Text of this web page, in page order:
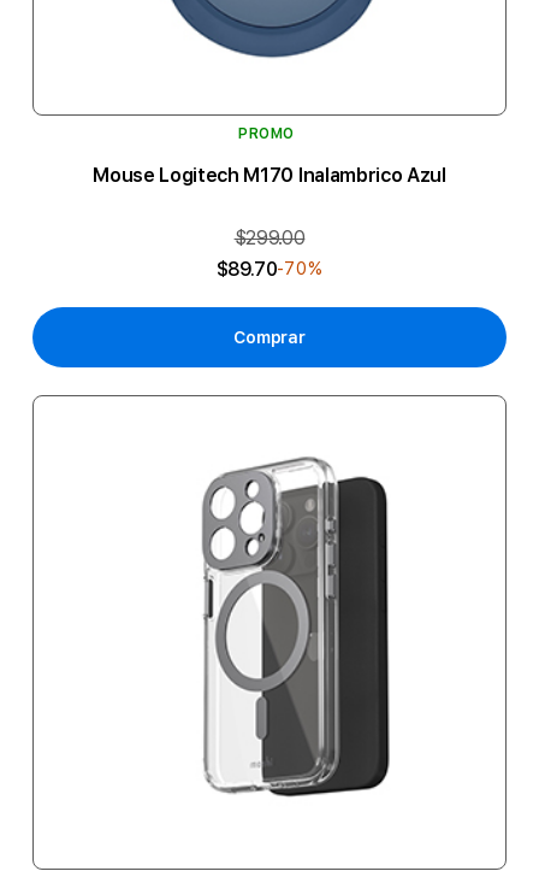
PROMO
Mouse Logitech M170 Inalambrico Azul
$299.00
$89.70-70%
Comprar